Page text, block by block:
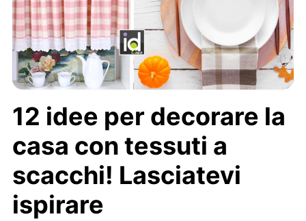
12 idee per decorare la
casa con tessuti a
scacchi! Lasciatevi
ispirare